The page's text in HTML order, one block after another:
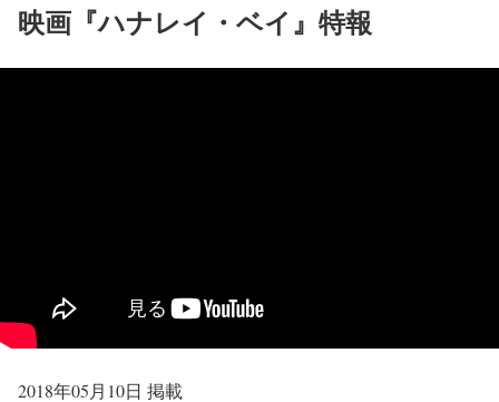
映画『ハナレイ・ベイ』特報
2018年05月10日 掲載